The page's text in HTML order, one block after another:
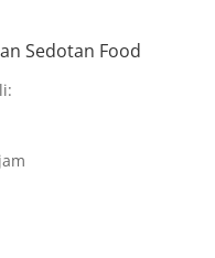
Sedotan Food